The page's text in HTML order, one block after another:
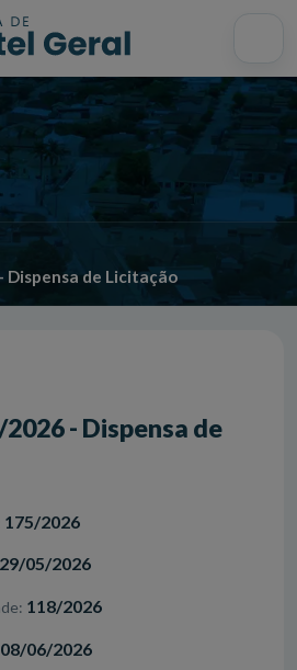
do site
de Licitação
- Dispensa de
175/2026
29/05/2026
118/2026
08/06/2026